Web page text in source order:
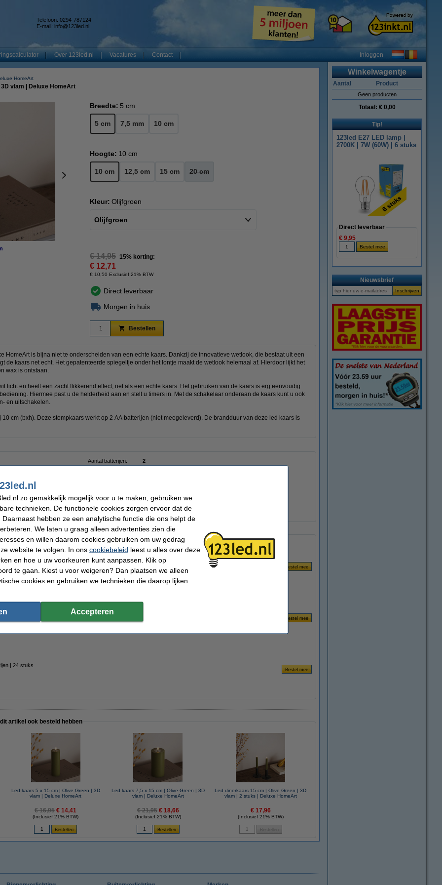
Telefoon: 0294-787124
E-mail: info@123led.nl
Over 123led.nl Vacatures Contact Inloggen
HomeArt
vlam | Deluxe HomeArt
Breedte: 5 cm
5 cm 7,5 mm 10 cm
Hoogte: 10 cm
10 cm 12,5 cm 15 cm 20 cm
Kleur: Olijfgroen
Olijfgroen
€ 14,95 15% korting:
€ 12,71
€ 10,50 Exclusief 21% BTW
Direct leverbaar
Morgen in huis
Bestellen
HomeArt is bijna niet te onderscheiden van een echte kaars. Dankzij de innovatieve wetlook, die bestaat uit een
de kaars net echt. Het gepatenteerde spiegeltje onder het lontje maakt de wetlook helemaal af. Hierdoor lijkt het
wax is ontstaan.
licht en heeft een zacht flikkerend effect, net als een echte kaars. Het gebruiken van de kaars is erg eenvoudig
Hiermee past u de helderheid aan en stelt u timers in. Met de schakelaar onderaan de kaars kunt u ook
en uitschakelen.
cm (bxh). Deze stompkaars werkt op 2 AA batterijen (niet meegeleverd). De brandduur van deze led kaars is
Aantal batterijen:
2
Afmetingen:
5 x 10 cm (bxh)
Branduren:
400 uur
Aantal lampjes:
Deluxe HomeArt led kaarsen
| 4 stuks
| 24 stuks
artikel ook besteld hebben
Led kaars 5 x 15 cm | Olive Green | 3D
vlam | Deluxe HomeArt
€ 16,95 € 14,41
(Inclusief 21% BTW)
Led kaars 7,5 x 15 cm | Olive Green | 3D
vlam | Deluxe HomeArt
€ 21,95 € 18,66
(Inclusief 21% BTW)
Led dinerkaars 15 cm | Olive Green | 3D
vlam | 2 stuks | Deluxe HomeArt
€ 17,96
(Inclusief 21% BTW)
Winkelwagentje
Aantal Product
Geen producten
Totaal: € 0,00
Tip!
123led E27 LED lamp |
2700K | 7W (60W) | 6 stuks
Direct leverbaar
€ 9,95
Nieuwsbrief
zo gemakkelijk mogelijk voor u te maken, gebruiken we
technieken. De functionele cookies zorgen ervoor dat de
hebben ze een analytische functie die ons helpt de
We laten u graag alleen advertenties zien die
en willen daarom cookies gebruiken om uw gedrag
website te volgen. In ons cookiebeleid leest u alles over deze
en hoe u uw voorkeuren kunt aanpassen. Klik op
te gaan. Kiest u voor weigeren? Dan plaatsen we alleen
cookies en gebruiken we technieken die daarop lijken.
Accepteren